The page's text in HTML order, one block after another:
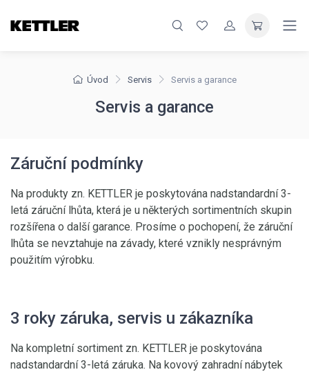
Úvod Servis Servis a garance
Servis a garance
Záruční podmínky
Na produkty zn. KETTLER je poskytována nadstandardní 3-
letá záruční lhůta, která je u některých sortimentních skupin
rozšířena o další garance. Prosíme o pochopení, že záruční
lhůta se nevztahuje na závady, které vznikly nesprávným
použitím výrobku.
3 roky záruka, servis u zákazníka
Na kompletní sortiment zn. KETTLER je poskytována
nadstandardní 3-letá záruka. Na kovový zahradní nábytek